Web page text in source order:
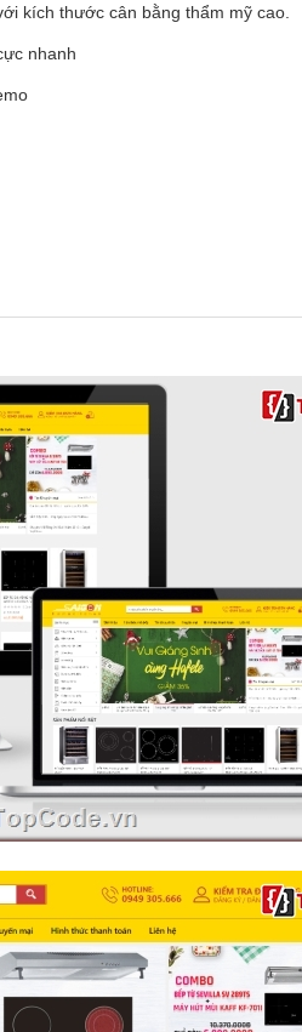
kích thước cân bằng thẩm mỹ cao.
nhanh